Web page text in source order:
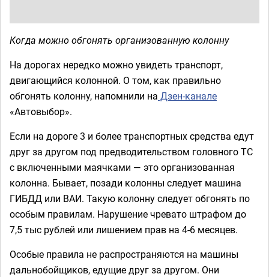
Когда можно обгонять организованную колонну
На дорогах нередко можно увидеть транспорт,
двигающийся колонной. О том, как правильно
обгонять колонну, напомнили на Дзен-канале
«Автовыбор».
Если на дороге 3 и более транспортных средства едут
друг за другом под предводительством головного ТС
с включенными маячками — это организованная
колонна. Бывает, позади колонны следует машина
ГИБДД или ВАИ. Такую колонну следует обгонять по
особым правилам. Нарушение чревато штрафом до
7,5 тыс рублей или лишением прав на 4-6 месяцев.
Особые правила не распространяются на машины
дальнобойщиков, едущие друг за другом. Они